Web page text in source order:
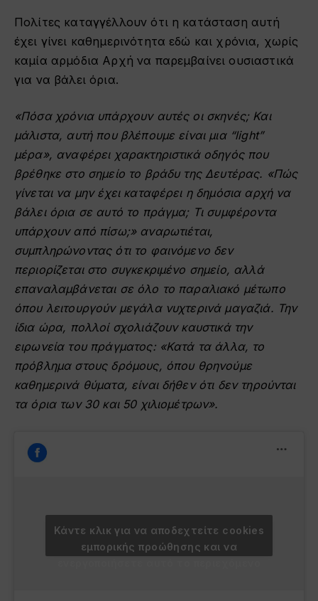
Πολίτες καταγγέλλουν ότι η κατάσταση αυτή
έχει γίνει καθημερινότητα εδώ και χρόνια, χωρίς
καμία αρμόδια Αρχή να παρεμβαίνει ουσιαστικά
για να βάλει όρια.
«Πόσα χρόνια υπάρχουν αυτές οι σκηνές; Και
μάλιστα, αυτή που βλέπουμε είναι μια “light”
μέρα», αναφέρει χαρακτηριστικά οδηγός που
βρέθηκε στο σημείο το βράδυ της Δευτέρας. «Πώς
γίνεται να μην έχει καταφέρει η δημόσια αρχή να
βάλει όρια σε αυτό το πράγμα; Τι συμφέροντα
υπάρχουν από πίσω;» αναρωτιέται,
συμπληρώνοντας ότι το φαινόμενο δεν
περιορίζεται στο συγκεκριμένο σημείο, αλλά
επαναλαμβάνεται σε όλο το παραλιακό μέτωπο
όπου λειτουργούν μεγάλα νυχτερινά μαγαζιά. Την
ίδια ώρα, πολλοί σχολιάζουν καυστικά την
ειρωνεία του πράγματος: «Κατά τα άλλα, το
πρόβλημα στους δρόμους, όπου θρηνούμε
καθημερινά θύματα, είναι δήθεν ότι δεν τηρούνται
τα όρια των 30 και 50 χιλιομέτρων».
Κάντε κλικ για να αποδεχτείτε cookies
εμπορικής προώθησης και να